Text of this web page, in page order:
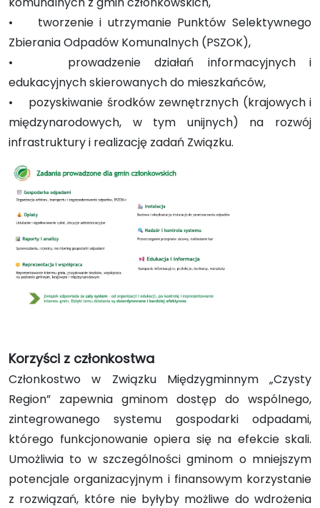
• tworzenie i utrzymanie Punktów Selektywnego
Zbierania Odpadów Komunalnych (PSZOK),
• prowadzenie działań informacyjnych i
edukacyjnych skierowanych do mieszkańców,
• pozyskiwanie środków zewnętrznych (krajowych i
międzynarodowych, w tym unijnych) na rozwój
infrastruktury i realizację zadań Związku.
Korzyści z członkostwa
Członkostwo w Związku Międzygminnym „Czysty
Region” zapewnia gminom dostęp do wspólnego,
zintegrowanego systemu gospodarki odpadami,
którego funkcjonowanie opiera się na efekcie skali.
Umożliwia to w szczególności gminom o mniejszym
potencjale organizacyjnym i finansowym korzystanie
z rozwiązań, które nie byłyby możliwe do wdrożenia